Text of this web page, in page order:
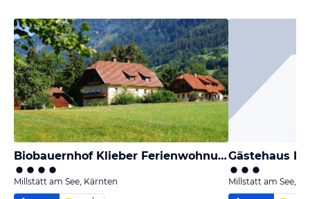
Biobauernhof Klieber Ferienwohnungen
Millstatt am See, Kärnten
Gästehaus
Millstatt am See,